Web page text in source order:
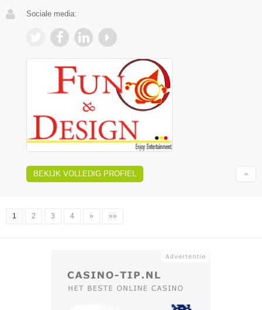
Sociale media:
BEKIJK VOLLEDIG PROFIEL
1 2 3 4 » »»